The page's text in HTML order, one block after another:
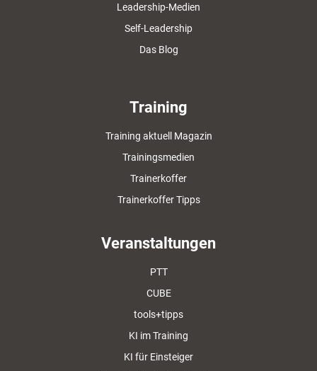
Leadership-Medien
Self-Leadership
Das Blog
Training
Training aktuell Magazin
Trainingsmedien
Trainerkoffer
Trainerkoffer Tipps
Veranstaltungen
PTT
CUBE
tools+tipps
KI im Training
KI für Einsteiger